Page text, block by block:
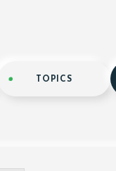
TOPICS